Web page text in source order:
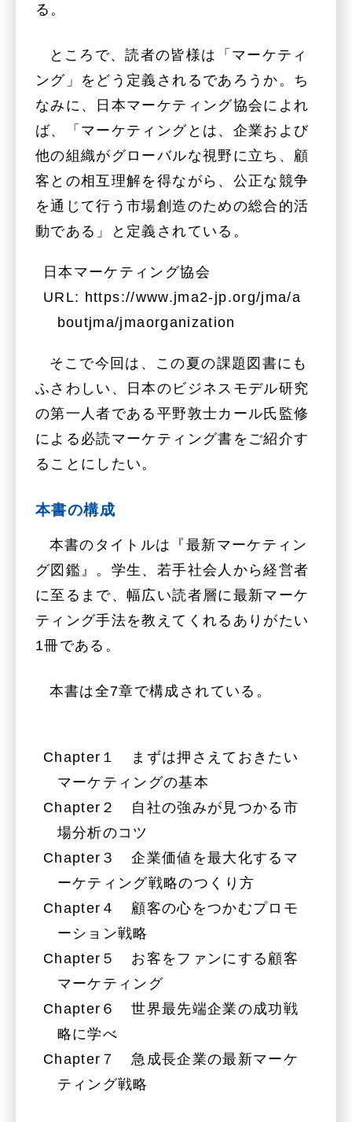
る。
ところで、読者の皆様は「マーケティ
ング」をどう定義されるであろうか。ち
なみに、日本マーケティング協会によれ
ば、「マーケティングとは、企業および
他の組織がグローバルな視野に立ち、顧
客との相互理解を得ながら、公正な競争
を通じて行う市場創造のための総合的活
動である」と定義されている。
日本マーケティング協会
URL: https://www.jma2-jp.org/jma/a
boutjma/jmaorganization
そこで今回は、この夏の課題図書にも
ふさわしい、日本のビジネスモデル研究
の第一人者である平野敦士カール氏監修
による必読マーケティング書をご紹介す
ることにしたい。
本書の構成
本書のタイトルは『最新マーケティン
グ図鑑』。学生、若手社会人から経営者
に至るまで、幅広い読者層に最新マーケ
ティング手法を教えてくれるありがたい
1冊である。
本書は全7章で構成されている。
Chapter１ まずは押さえておきたい
マーケティングの基本
Chapter２ 自社の強みが見つかる市
場分析のコツ
Chapter３ 企業価値を最大化するマ
ーケティング戦略のつくり方
Chapter４ 顧客の心をつかむプロモ
ーション戦略
Chapter５ お客をファンにする顧客
マーケティング
Chapter６ 世界最先端企業の成功戦
略に学べ
Chapter７ 急成長企業の最新マーケ
ティング戦略